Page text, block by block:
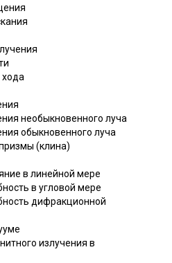
хода
необыкновенного луча
обыкновенного луча
(клина)
в линейной мере
в угловой мере
дифракционной
излучения в